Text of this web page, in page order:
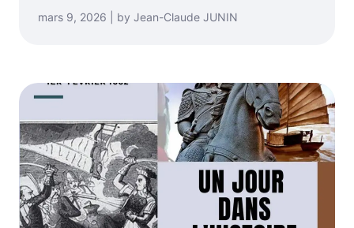
mars 9, 2026 | by Jean-Claude JUNIN